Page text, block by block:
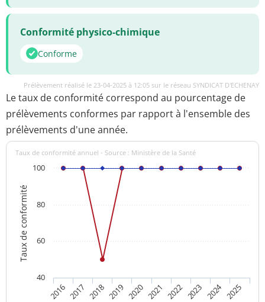
Conformité physico-chimique
Conforme
Prélèvement réalisé le 23-04-2025 à 12:05 sur le réseau SYNDICAT D'ECHENAY
Le taux de conformité correspond au pourcentage de
prélèvements conformes par rapport à l'ensemble des
prélèvements d'une année.
Taux de conformité
Taux de conformité annuel - Source : Ministère de la Santé
2016 2017 2018 2019 2020 2021 2022 2023 2024 2025
40
60
80
100